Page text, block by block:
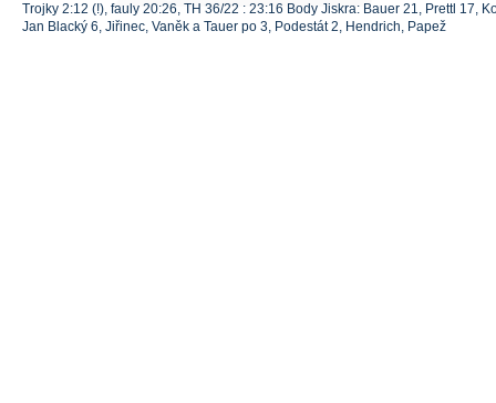
Trojky 2:12 (!), fauly 20:26, TH 36/22 : 23:16 Body Jiskra: Bauer 21, Prettl 17,
Jan Blacký 6, Jiřinec, Vaněk a Tauer po 3, Podestát 2, Hendrich, Papež